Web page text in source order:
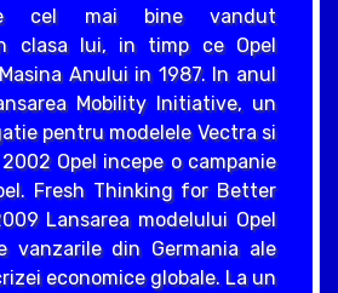
cel mai bine vandut
clasa lui, in timp ce Opel
Anului in 1987. In anul
Mobility Initiative, un
pentru modelele Vectra si
Opel incepe o campanie
Fresh Thinking for Better
Lansarea modelului Opel
vanzarile din Germania ale
economice globale. La un